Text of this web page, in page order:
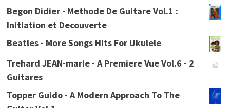
Begon Didier - Methode De Guitare Vol.1 :
Initiation et Decouverte
Beatles - More Songs Hits For Ukulele
Trehard JEAN-marie - A Premiere Vue Vol.6 - 2
Guitares
Topper Guido - A Modern Approach To The